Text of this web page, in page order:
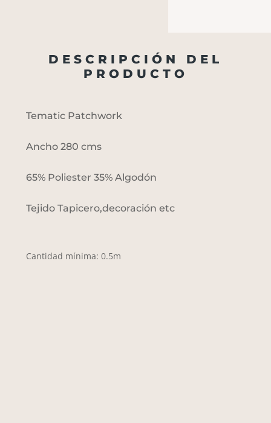
DESCRIPCIÓN DEL
PRODUCTO
Tematic Patchwork
Ancho 280 cms
65% Poliester 35% Algodón
Tejido Tapicero,decoración etc
Cantidad mínima: 0.5m